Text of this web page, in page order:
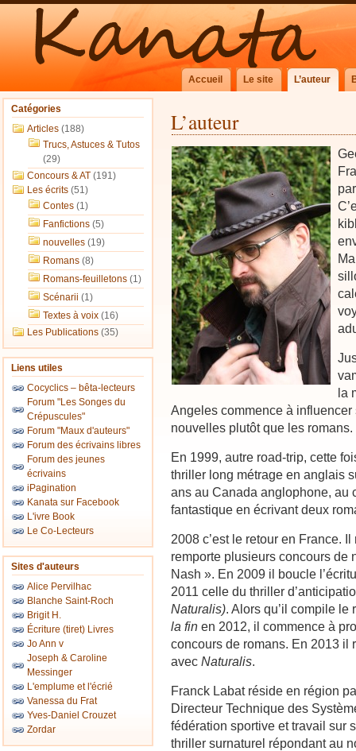
Accueil Le site L’auteur
Catégories
Articles (188)
Trucs, Astuces & Tutos
(29)
Concours & AT (191)
Les écrits (51)
Contes (1)
Fanfictions (5)
nouvelles (19)
Romans (8)
Romans-feuilletons (1)
Scénarii (1)
Textes à voix (16)
Les Publications (35)
Liens utiles
Cocyclics – bêta-lecteurs
Forum "Les Songes du
Crépuscules"
Forum "Maux d'auteurs"
Forum des écrivains libres
Forum des jeunes
écrivains
iPagination
Kanata sur Facebook
L'ivre Book
Le Co-Lecteurs
Sites d'auteurs
Alice Pervilhac
Blanche Saint-Roch
Brigit H.
Écriture (tiret) Livres
Jo Ann v
Joseph & Caroline
Messinger
L'emplume et l'écrié
Vanessa du Frat
Yves-Daniel Crouzet
Zordar
L’auteur
la
Angeles commence à
nouvelles plutôt que les romans.
En 1999, autre road-trip, cette
thriller long métrage en anglais
ans au Canada anglophone, au
fantastique en écrivant deux
2008 c’est le retour en France.
remporte plusieurs concours de
Nash ». En 2009 il boucle
2011 celle du thriller
Naturalis). Alors qu’il compile
la fin en 2012, il commence à
concours de romans. En 2013 il
avecNaturalis.
Franck Labat réside en région
Directeur Technique des
fédération sportive et travail sur
thriller surnaturel répondant au